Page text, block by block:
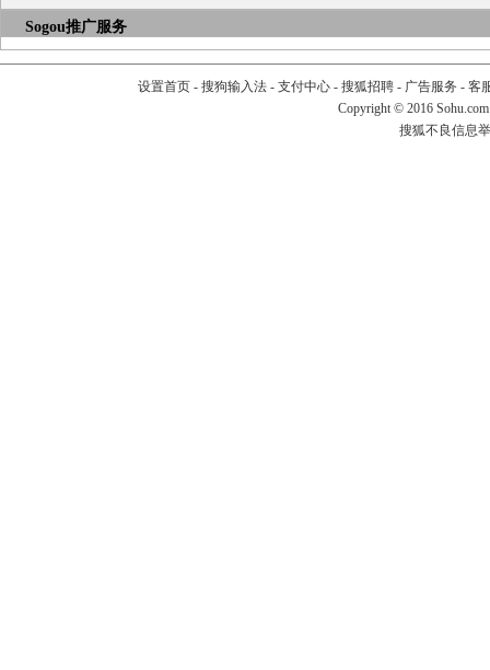
Sogou推广服务
设置首页- 搜狗输入法- 支付中心- 搜狐招聘- 广告服务 - 客
Copyright © 2016
搜狐不良信息